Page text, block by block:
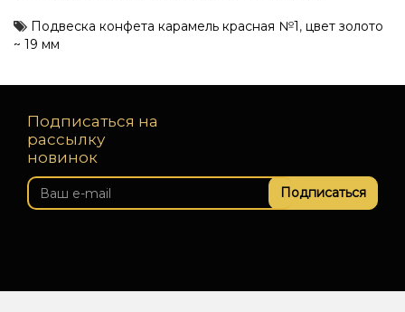
Подвеска конфета карамель красная №1, цвет золото
~ 19 мм
Подписаться на
рассылку
новинок
Подписаться